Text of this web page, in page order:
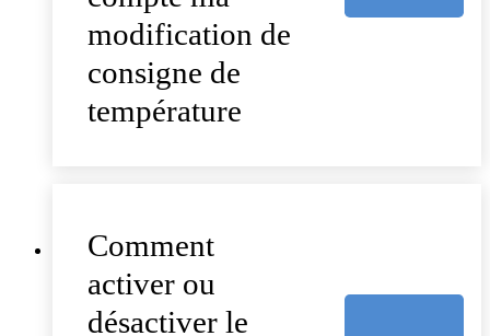
modification de
consigne de
température
Comment
activer ou
désactiver le